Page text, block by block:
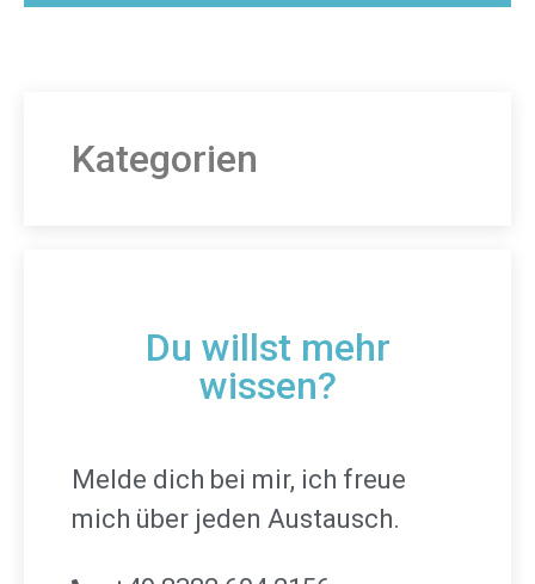
Kategorien
Du willst mehr
wissen?
Melde dich bei mir, ich freue
mich über jeden Austausch.